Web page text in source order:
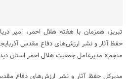
تبریز، همزمان با هفته هلال احمر، امیر
حفظ آثار و نشر ارزش‌های دفاع مقدس
منجم» مدیرعامل جمعیت هلال احمر استان
مدیرکل حفظ آثار و نشر ارزش‌های دفاع